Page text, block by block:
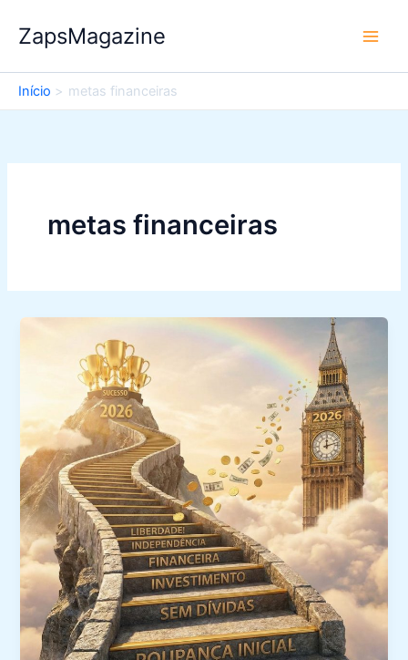
para
conteúdo
ZapsMagazine
Início metas financeiras
metas financeiras